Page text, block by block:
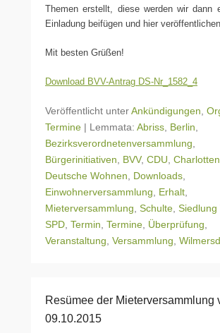
Themen erstellt, diese werden wir dann
Einladung beifügen und hier
Mit besten Grüßen!
Download BVV-Antrag DS-Nr_1582_4
Veröffentlicht unterAnkündigungen
Termine | Lemmata: Abriss Berlin
Bezirksverordnetenversammlung
Bürgerinitiativen
BVV, CDU
Deutsche Wohnen
Downloads
Einwohnerversammlung
Erhalt
Mieterversammlung Schulte Siedlung
SPD Termin Termine Überprüfung
Veranstaltung Versammlung
Resümee der Mieterversammlung
09.10.2015